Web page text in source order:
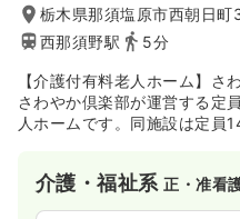
気になる
日勤のみ（パート）
ブランク可
第二新卒可
栃木県那須塩原市西朝日町
西那須野駅
5分
【介護付有料老人ホーム】さ
さわやか倶楽部が運営する定
人ホームです。同施設は定員
含めた様々な行事を開催して
かで明るい雰囲気のなか最適
介護・福祉系正・准看